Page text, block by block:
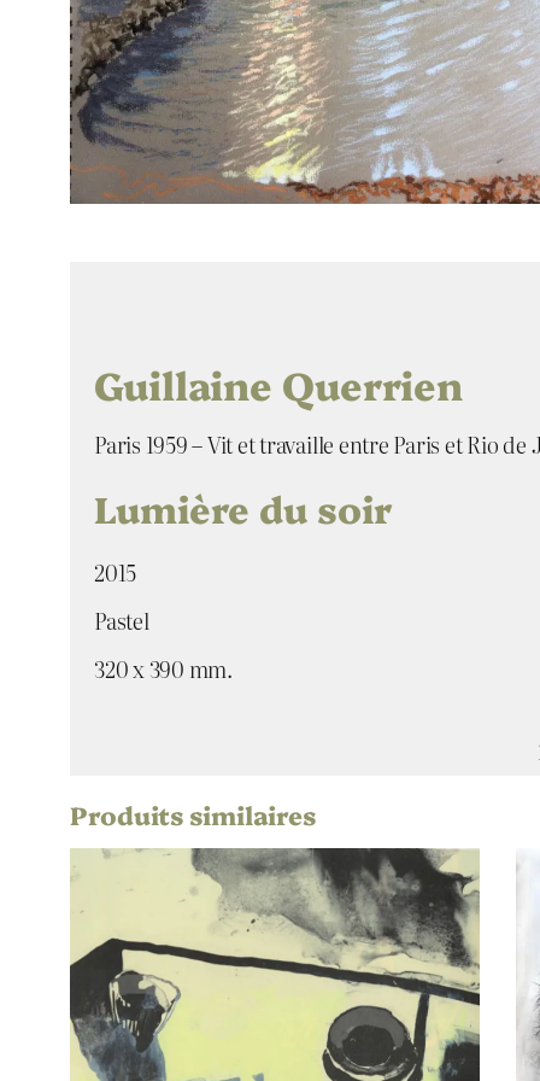
Guillaine Querrien
Paris 1959 – Vit et travaille entre Paris et Rio de
Lumière du soir
2015
Pastel
320 x 390 mm.
Attributs Valeur
Artiste
Titre
Date
Technique
Produits similaires